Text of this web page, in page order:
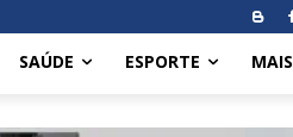
SAÚDE ESPORTE MAIS